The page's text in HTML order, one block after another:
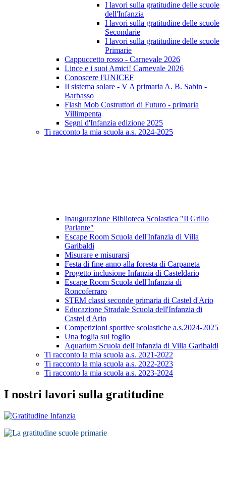
I lavori sulla gratitudine delle scuole
dell'Infanzia
I lavori sulla gratitudine delle scuole
Secondarie
I lavori sulla gratitudine delle scuole
Primarie
Cappuccetto rosso - Carnevale 2026
Lince e i suoi Amici! Carnevale 2026
Conoscere l'UNICEF
Il sistema solare - V A primaria A. B. Sabin -
Barbasso
Flash Mob Costruttori di Futuro - primaria
Villimpenta
Segni d'Infanzia edizione 2025
Ti racconto la mia scuola a.s. 2024-2025
Inaugurazione Biblioteca Scolastica "Il Grillo
Parlante"
Escape Room Scuola dell'Infanzia di Villa
Garibaldi
Misurare e misurarsi
Festa di fine anno alla foresta di Carpaneta
Progetto inclusione Infanzia di Casteldario
Escape Room Scuola dell'Infanzia di
Roncoferraro
STEM classi seconde primaria di Castel d'Ario
Educazione Stradale Scuola dell'Infanzia di
Castel d'Ario
Competizioni sportive scolastiche a.s.2024-2025
Una foglia sul foglio
Aquarium Scuola dell'Infanzia di Villa Garibaldi
Ti racconto la mia scuola a.s. 2021-2022
Ti racconto la mia scuola a.s. 2022-2023
Ti racconto la mia scuola a.s. 2023-2024
I nostri lavori sulla gratitudine